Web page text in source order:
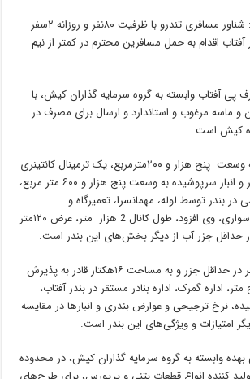
محمد لطفی زاده افزود: شناور مسافری تندرو با ظرفیت ۸۰نفر و روزانه ۲سفر
اقدام به حمل مسافرین محترم در کمتر از نیم
پی آفتاب وابسته به گروه سرمایه گذاران کیش، با
۱۰۰۰تن شن و ماسه مرغوب و استاندارد و ارسال برای مصرف در
کیش است.
یک ترمینال مسافری به وسعت پنج هزار و ۲۰۰مترمربع، یک ترمینال کانتینری
به ابعاد ۲۵۰ در ۲۵۰ متر و انبار سرپوشیده به وسعت پنج هزار و ۶۰۰ متر مربع،
بندر توسط لوله، مهمانسرا، تعمیرگاه و
پارکینگ‌های کامیون و سواری، وی افزود، طول کانال 2 هزار متر، عرض ۱۲۰متر
جزر آب از دیگر بخش‌های این بندر است.
حوضچه با عمق ۵.۵ متر در حداقل جزر و به مساحت ۱۶هکتار قادر به پذیرش
اداره گمرک، اداره بنادر مستقر در بندر آفتاب،
نرخ ترجیحی و عوارض بندری و انبارها در مقایسه
امتیازات و ویژگی‌های این بندر است.
وابسته به گروه سرمایه گذاران کیش، در محدوده